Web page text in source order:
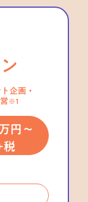
企画・
※1
円〜
税